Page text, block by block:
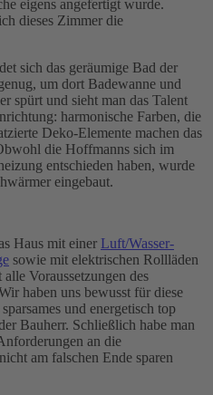
eigens angefertigt wurde.
dieses Zimmer die
sich das geräumige Bad der
um dort Badewanne und
spürt und sieht man das Talent
harmonische Farben, die
Deko-Elemente machen das
die Hoffmanns sich im
entschieden haben, wurde
eingebaut.
Haus mit einer Luft/Wasser-
sowie mit elektrischen Rollläden
Voraussetzungen des
haben uns bewusst für diese
und energetisch top
Bauherr. Schließlich habe man
an die
am falschen Ende sparen